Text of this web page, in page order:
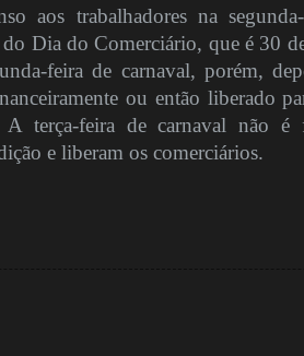
aos trabalhadores na
do Dia do Comerciário, que é 30
feira de carnaval, porém,
ou então liberado
A terça-feira de carnaval não é
e liberam os comerciários.